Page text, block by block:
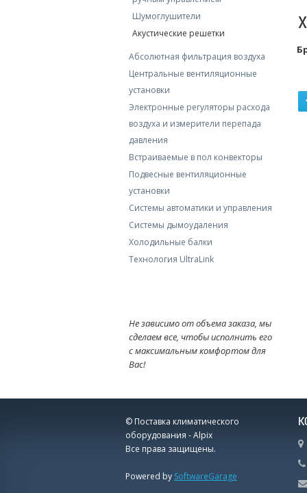
Шумоглушители
Акустические решетки
Абсолютная фильтрация воздуха
Центральные вентиляционные
установки
Электронные регуляторы расхода
воздуха и измерители перепада
давления
Встраиваемые в пол конвекторы
Подвесные вентиляционные
установки
Системы автоматики и управления
Системы дымоудаления
Холодильные балки
Технология UltraLink
Не зависимо от объема заказа, мы
сделаем все, чтобы исполнить его
с максимальным комфортом для
Вас!
© Поставка климатического
оборудования - Alpix
Все права защищены.
Powered by SoftwareGarage